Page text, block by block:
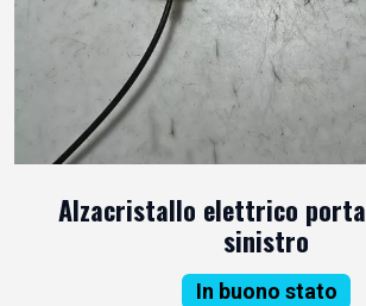
Alzacristallo elettrico
sinistro
In buono stato